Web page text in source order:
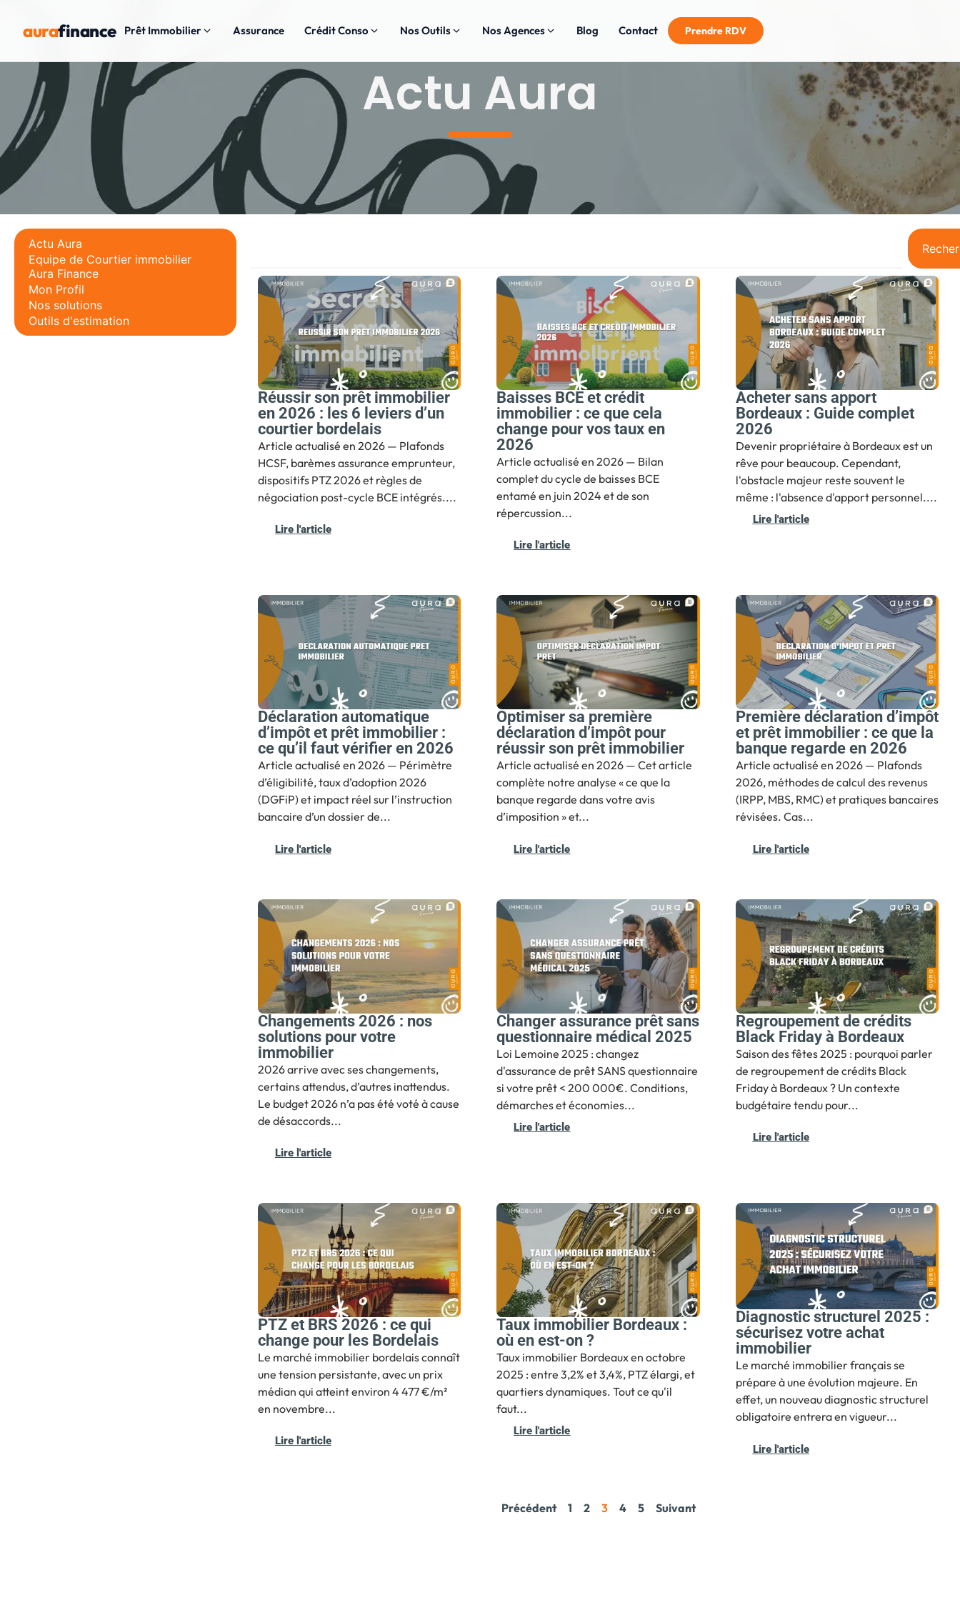
aurafinance Prêt Immobilier Assurance Crédit Conso Nos Outils Nos Agences Blog Contact Prendre RDV
Actu Aura
Actu Aura
Equipe de Courtier immobilier
Aura Finance
Mon Profil
Nos solutions
Outils d'estimation
Réussir son prêt immobilier
en 2026 : les 6 leviers d’un
courtier bordelais
Article actualisé en 2026 — Plafonds
HCSF, barèmes assurance emprunteur,
dispositifs PTZ 2026 et règles de
négociation post-cycle BCE intégrés....
Lire l'article
Baisses BCE et crédit
immobilier : ce que cela
change pour vos taux en
2026
Article actualisé en 2026 — Bilan
complet du cycle de baisses BCE
entamé en juin 2024 et de son
répercussion...
Lire l'article
Acheter sans apport
Bordeaux : Guide complet
2026
Devenir propriétaire à Bordeaux est un
rêve pour beaucoup. Cependant,
l'obstacle majeur reste souvent le
même : l'absence d'apport personnel....
Lire l'article
Déclaration automatique
d’impôt et prêt immobilier :
ce qu’il faut vérifier en 2026
Article actualisé en 2026 — Périmètre
d’éligibilité, taux d’adoption 2026
(DGFiP) et impact réel sur l’instruction
bancaire d’un dossier de...
Lire l'article
Optimiser sa première
déclaration d’impôt pour
réussir son prêt immobilier
Article actualisé en 2026 — Cet article
complète notre analyse « ce que la
banque regarde dans votre avis
d’imposition » et...
Lire l'article
Première déclaration d’impôt
et prêt immobilier : ce que la
banque regarde en 2026
Article actualisé en 2026 — Plafonds
2026, méthodes de calcul des revenus
(IRPP, MBS, RMC) et pratiques bancaires
révisées. Cas...
Lire l'article
Changements 2026 : nos
solutions pour votre
immobilier
2026 arrive avec ses changements,
certains attendus, d’autres inattendus.
Le budget 2026 n’a pas été voté à cause
de désaccords...
Lire l'article
Changer assurance prêt sans
questionnaire médical 2025
Loi Lemoine 2025 : changez
d'assurance de prêt SANS questionnaire
si votre prêt < 200 000€. Conditions,
démarches et économies...
Lire l'article
Regroupement de crédits
Black Friday à Bordeaux
Saison des fêtes 2025 : pourquoi parler
de regroupement de crédits Black
Friday à Bordeaux ? Un contexte
budgétaire tendu pour...
Lire l'article
PTZ et BRS 2026 : ce qui
change pour les Bordelais
Le marché immobilier bordelais connaît
une tension persistante, avec un prix
médian qui atteint environ 4 477 €/m²
en novembre...
Lire l'article
Taux immobilier Bordeaux :
où en est-on ?
Taux immobilier Bordeaux en octobre
2025 : entre 3,2% et 3,4%, PTZ élargi, et
quartiers dynamiques. Tout ce qu'il
faut...
Lire l'article
Diagnostic structurel 2025 :
sécurisez votre achat
immobilier
Le marché immobilier français se
prépare à une évolution majeure. En
effet, un nouveau diagnostic structurel
obligatoire entrera en vigueur...
Lire l'article
Précédent 1 2 3 4 5 Suivant